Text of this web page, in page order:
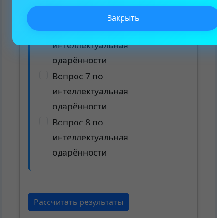
Вопрос 6 по
интеллектуальная
одарённости
Вопрос 7 по
интеллектуальная
одарённости
Вопрос 8 по
интеллектуальная
одарённости
Рассчитать результаты
Закрыть